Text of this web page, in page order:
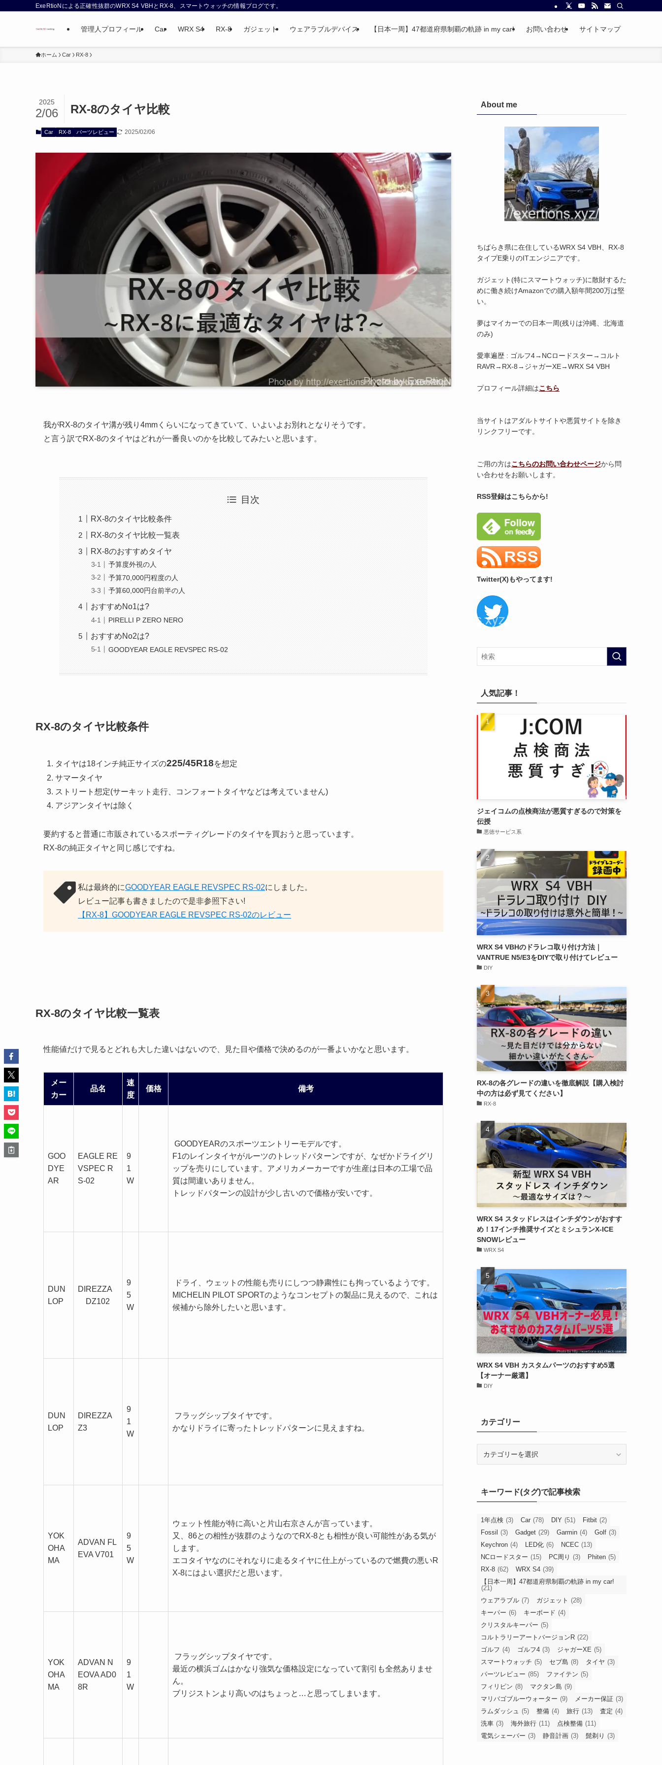
ExeRtioNによる正確性抜群のWRX S4 VBHとRX-8、スマートウォッチの情報ブログです。
管理人プロフィール Car WRX S4 RX-8 ガジェット ウェアラブルデバイス 【日本一周】47都道府県制覇の軌跡 in my car! お問い合わせ サイトマップ
ホーム Car RX-8
RX-8のタイヤ比較
2025
2/06
Car RX-8 パーツレビュー 2025/02/06
我がRX-8のタイヤ溝が残り4mmくらいになってきていて、いよいよお別れとなりそうです。
と言う訳でRX-8のタイヤはどれが一番良いのかを比較してみたいと思います。
目次
RX-8のタイヤ比較条件
RX-8のタイヤ比較一覧表
RX-8のおすすめタイヤ
予算度外視の人
予算70,000円程度の人
予算60,000円台前半の人
おすすめNo1は?
PIRELLI P ZERO NERO
おすすめNo2は?
GOODYEAR EAGLE REVSPEC RS-02
RX-8のタイヤ比較条件
タイヤは18インチ純正サイズの225/45R18を想定
サマータイヤ
ストリート想定(サーキット走行、コンフォートタイヤなどは考えていません)
アジアンタイヤは除く
要約すると普通に市販されているスポーティグレードのタイヤを買おうと思っています。
RX-8の純正タイヤと同じ感じですね。
私は最終的にGOODYEAR EAGLE REVSPEC RS-02にしました。
レビュー記事も書きましたので是非参照下さい!
【RX-8】GOODYEAR EAGLE REVSPEC RS-02のレビュー
RX-8のタイヤ比較一覧表
性能値だけで見るとどれも大した違いはないので、見た目や価格で決めるのが一番よいかなと思います。
メー
カー
品名
速
度
価格 備考
GOO
DYE
AR
EAGLE RE
VSPEC R
S-02
9
1
W
GOODYEARのスポーツエントリーモデルです。
F1のレインタイヤがルーツのトレッドパターンですが、なぜかドライグリ
ップを売りにしています。アメリカメーカーですが生産は日本の工場で品
質は間違いありません。
トレッドパターンの設計が少し古いので価格が安いです。
DUN
LOP
DIREZZA
DZ102
9
5
W
ドライ、ウェットの性能も売りにしつつ静粛性にも拘っているようです。
MICHELIN PILOT SPORTのようなコンセプトの製品に見えるので、これは
候補から除外したいと思います。
DUN
LOP
DIREZZA
Z3
9
1
W
フラッグシップタイヤです。
かなりドライに寄ったトレッドパターンに見えますね。
YOK
OHA
MA
ADVAN FL
EVA V701
9
5
W
ウェット性能が特に高いと片山右京さんが言っています。
又、86との相性が抜群のようなのでRX-8とも相性が良い可能性がある気が
します。
エコタイヤなのにそれなりに走るタイヤに仕上がっているので燃費の悪いR
X-8にはよい選択だと思います。
YOK
OHA
MA
ADVAN N
EOVA AD0
8R
9
1
W
フラッグシップタイヤです。
最近の横浜ゴムはかなり強気な価格設定になっていて割引も全然ありませ
ん。
ブリジストンより高いのはちょっと…と思ってしまいます。
About me
ちばらき県に在住しているWRX S4 VBH、RX-8
タイプE乗りのITエンジニアです。
ガジェット(特にスマートウォッチ)に散財するた
めに働き続けAmazonでの購入額年間200万は堅
い。
夢はマイカーでの日本一周(残りは沖縄、北海道
のみ)
愛車遍歴 : ゴルフ4→NCロードスター→コルト
RAVR→RX-8→ジャガーXE→WRX S4 VBH
プロフィール詳細はこちら
当サイトはアダルトサイトや悪質サイトを除き
リンクフリーです。
ご用の方はこちらのお問い合わせページから問
い合わせをお願いします。
RSS登録はこちらから!
Twitter(X)もやってます!
人気記事！
ジェイコムの点検商法が悪質すぎるので対策を
伝授
悪徳サービス系
WRX S4 VBHのドラレコ取り付け方法｜
VANTRUE N5/E3をDIYで取り付けてレビュー
DIY
RX-8の各グレードの違いを徹底解説【購入検討
中の方は必ず見てください】
RX-8
WRX S4 スタッドレスはインチダウンがおすす
め！17インチ推奨サイズとミシュランX-ICE
SNOWレビュー
WRX S4
WRX S4 VBH カスタムパーツのおすすめ5選
【オーナー厳選】
DIY
カテゴリー
ーキーワード(タグ)で記事検索
1年点検 (3) Car (78) DIY (51) Fitbit (2)
Fossil (3) Gadget (29) Garmin (4) Golf (3)
Keychron (4) LED化 (6) NCEC (13)
NCロードスター (15) PC周り (3) Phiten (5)
RX-8 (62) WRX S4 (39)
【日本一周】47都道府県制覇の軌跡 in my car!
(21)
ウェアラブル (7) ガジェット (28)
キーパー (6) キーボード (4)
クリスタルキーパー (5)
コルトラリーアートバージョンR (22)
ゴルフ (4) ゴルフ4 (3) ジャガーXE (5)
スマートウォッチ (5) セブ島 (8) タイヤ (3)
パーツレビュー (85) ファイテン (5)
フィリピン (8) マクタン島 (9)
マリバゴブルーウォーター (9) メーカー保証 (3)
ラムダッシュ (5) 整備 (4) 旅行 (13) 査定 (4)
洗車 (3) 海外旅行 (11) 点検整備 (11)
電気シェーバー (3) 静音計画 (3) 髭剃り (3)